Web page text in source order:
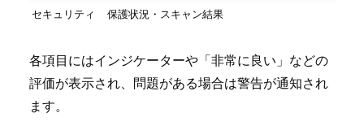
セキュリティ
保護状況・スキャン結果
各項目にはインジケーターや「非常に良い」などの
評価が表示され、問題がある場合は警告が通知され
ます。